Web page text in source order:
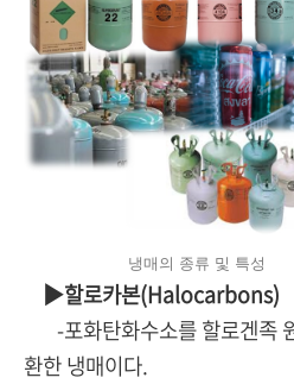
냉매의 종류 및 특성
▶할로카본(Halocarbons)
-포화탄화수소를 할로겐족
환한 냉매이다.